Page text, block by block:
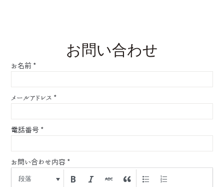
お問い合わせ
お名前 *
メールアドレス *
電話番号 *
お問い合わせ内容 *
段落